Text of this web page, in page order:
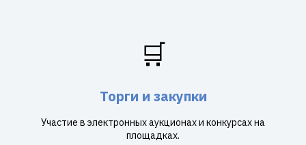
🛒
Торги и закупки
Участие в электронных аукционах и конкурсах на
площадках.